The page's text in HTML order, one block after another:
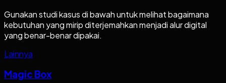
Gunakan studi kasus di bawah untuk melihat bagaimana
kebutuhan yang mirip diterjemahkan menjadi alur digital
yang benar-benar dipakai.
Lainnya
Magic Box